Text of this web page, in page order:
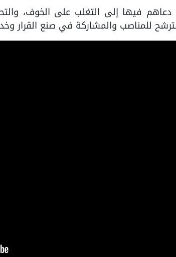
فيها إلى التغلب على الخوف،
للمناصب والمشاركة في صنع القرار